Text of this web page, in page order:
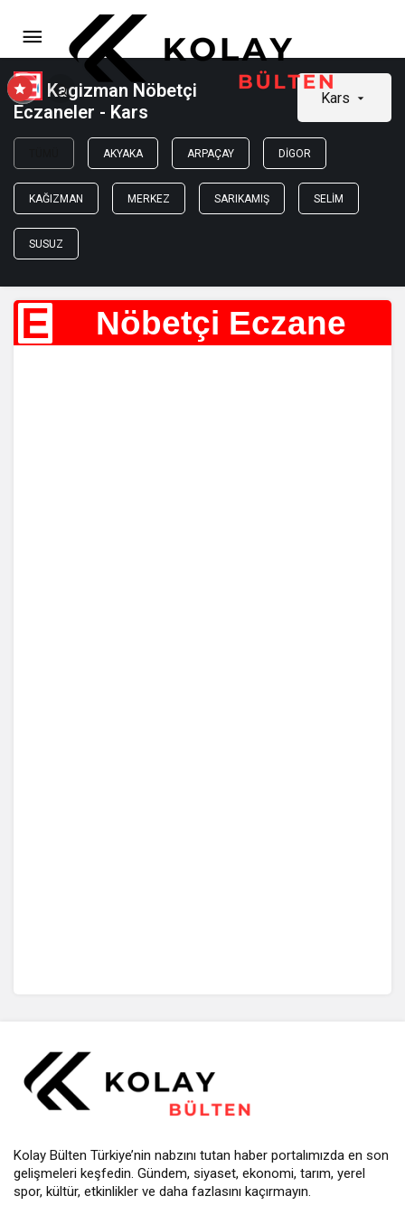
Kagizman Nöbetçi
Eczaneler - Kars
Kars
AKYAKA ARPAÇAY DIGOR
KAĞIZMAN MERKEZ SARIKAMIŞ SELIM
SUSUZ
E Nöbetçi Eczane
Kolay Bülten Türkiye’nin nabzını tutan haber portalımızda en son
gelişmeleri keşfedin. Gündem, siyaset, ekonomi, tarım, yerel
spor, kültür, etkinlikler ve daha fazlasını kaçırmayın.